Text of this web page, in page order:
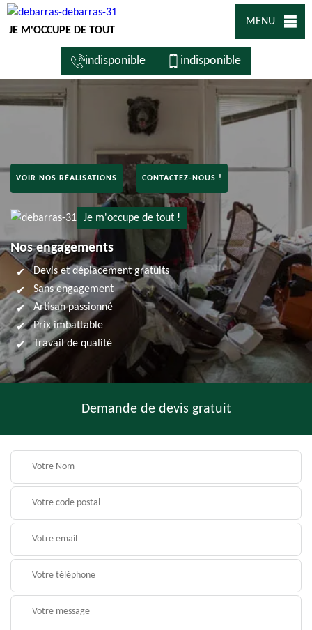
JE M'OCCUPE DE TOUT
MENU
indisponible indisponible
VOIR NOS RÉALISATIONS CONTACTEZ-NOUS !
Je m'occupe de tout !
Nos engagements
Devis et déplacement gratuits
Sans engagement
Artisan passionné
Prix imbattable
Travail de qualité
Demande de devis gratuit